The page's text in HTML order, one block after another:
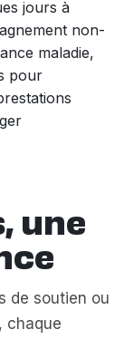
jours à
non-
maladie,
pour
une
de soutien ou
chaque